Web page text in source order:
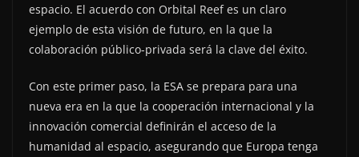
espacio. El acuerdo con Orbital Reef es un claro
ejemplo de esta visión de futuro, en la que la
colaboración público-privada será la clave del éxito.
Con este primer paso, la ESA se prepara para una
nueva era en la que la cooperación internacional y la
innovación comercial definirán el acceso de la
humanidad al espacio, asegurando que Europa tenga